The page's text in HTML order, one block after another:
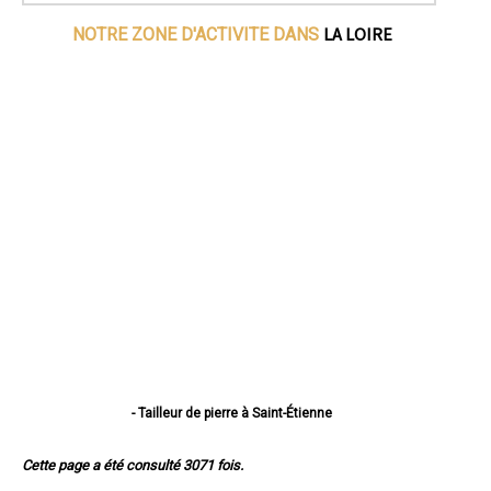
NOTRE ZONE D'ACTIVITE DANS LA LOIRE
- Tailleur de pierre à Saint-Étienne
- Tailleur de pierre à Firminy
Cette page a été consulté 3071 fois.